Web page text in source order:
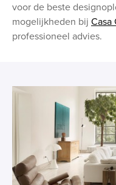
voor de beste
mogelijkheden bij Casa
professioneel advies.